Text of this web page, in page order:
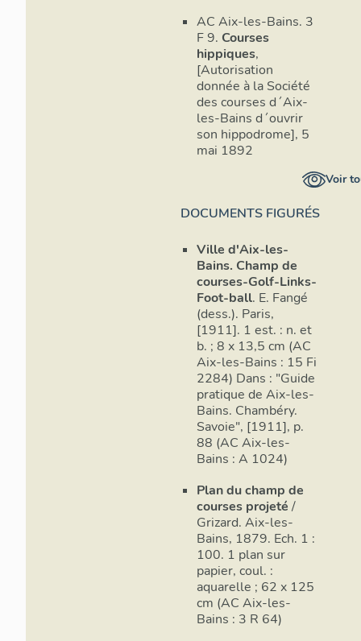
AC Aix-les-Bains. 3
F 9. Courses
hippiques,
[Autorisation
donnée à la Société
des courses d´Aix-
les-Bains d´ouvrir
son hippodrome], 5
mai 1892
Voir
DOCUMENTS FIGURÉS
Ville d'Aix-les-
Bains. Champ de
courses-Golf-Links-
Foot-ball. E. Fangé
(dess.). Paris,
[1911]. 1 est. : n. et
b. ; 8 x 13,5 cm (AC
Aix-les-Bains : 15 Fi
2284) Dans : "Guide
pratique de Aix-les-
Bains. Chambéry.
Savoie", [1911], p.
88 (AC Aix-les-
Bains : A 1024)
Plan du champ de
courses projeté /
Grizard. Aix-les-
Bains, 1879. Ech. 1 :
100. 1 plan sur
papier, coul. :
aquarelle ; 62 x 125
cm (AC Aix-les-
Bains : 3 R 64)